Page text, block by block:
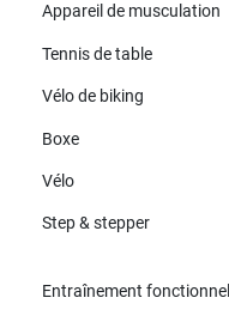
Appareil de musculation
Tennis de table
Vélo de biking
Boxe
Vélo
Step & stepper
Entraînement fonctionnel